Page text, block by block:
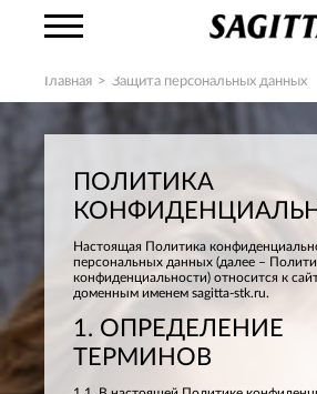
Главная > Защита персональных данных
ПОЛИТИКА
Настоящая Политика
персональных данных (далее –
конфиденциальности) относится к
доменным именем sagitta-stk.ru.
1. ОПРЕДЕЛЕНИЕ
ТЕРМИНОВ